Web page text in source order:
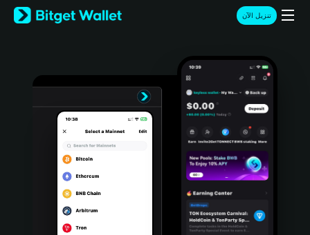
English
日本語
Türkçe
Português (Portugal)
Bahasa Indonesia
تنزيل الآن